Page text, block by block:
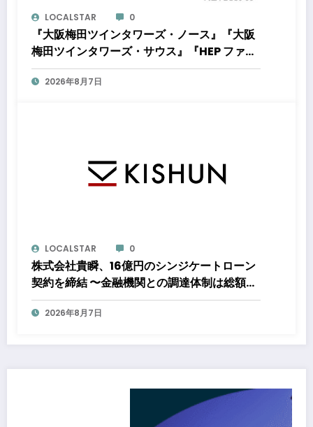
LOCALSTAR 0
『大阪梅田ツインタワーズ・ノース』『大阪
梅田ツインタワーズ・サウス』『HEP ファイ
ブ』において8月下旬から「オフサイト型コ
ーポレートPPA」による再生可能エネルギー
2026年8月7日
LOCALSTAR 0
株式会社貴瞬、16億円のシンジケートローン
契約を締結 〜金融機関との調達体制は総額約
80億円規模へ。DX・海外展開をはじめとし
た成長投資を加速～
2026年8月7日